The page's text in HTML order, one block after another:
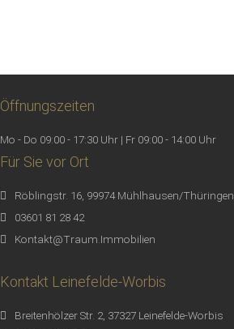
Öffnungszeiten
Mo - Do 09:00 - 17:30 Uhr | Fr 09:00 - 14:00 Uhr
Für Sie vor Ort
Röblingstr. 16, 99974 Mühlhausen/Thüringen
03601 81 28 42
Kontakt@Traum.Immobilien
Kontakt Leinefelde-Worbis
Breitenhölzer Str. 2, 37327 Leinefelde-Worbis